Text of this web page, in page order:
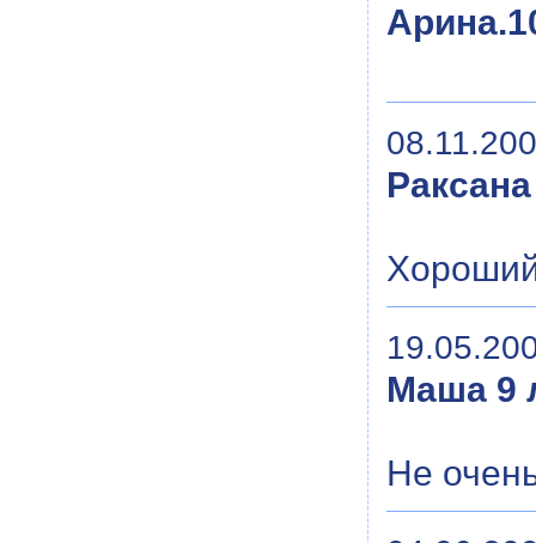
Раксана
Маша 9
Не